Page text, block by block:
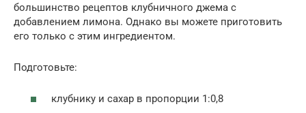
большинство рецептов клубничного джема с
добавлением лимона. Однако вы можете приготовить
его только с этим ингредиентом.
Подготовьте:
клубнику и сахар в пропорции 1:0,8